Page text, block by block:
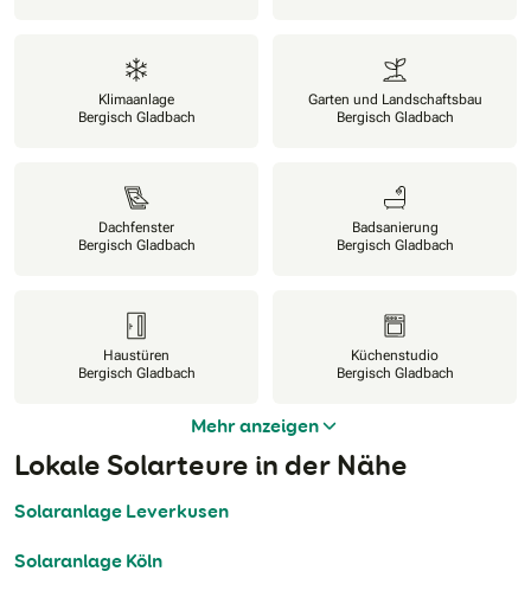
Klimaanlage
Bergisch Gladbach
Garten und Landschaftsbau
Bergisch Gladbach
Dachfenster
Bergisch Gladbach
Badsanierung
Bergisch Gladbach
Haustüren
Bergisch Gladbach
Küchenstudio
Bergisch Gladbach
Mehr anzeigen
Lokale Solarteure in der Nähe
Solaranlage Leverkusen
Solaranlage Köln